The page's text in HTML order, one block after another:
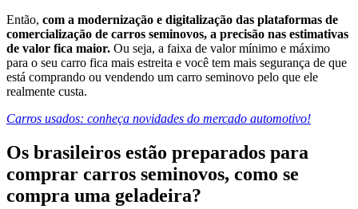
Então, com a modernização e digitalização das plataformas de
comercialização de carros seminovos, a precisão nas estimativas
de valor fica maior. Ou seja, a faixa de valor mínimo e máximo
para o seu carro fica mais estreita e você tem mais segurança de que
está comprando ou vendendo um carro seminovo pelo que ele
realmente custa.
Carros usados: conheça novidades do mercado automotivo!
Os brasileiros estão preparados para
comprar carros seminovos, como se
compra uma geladeira?